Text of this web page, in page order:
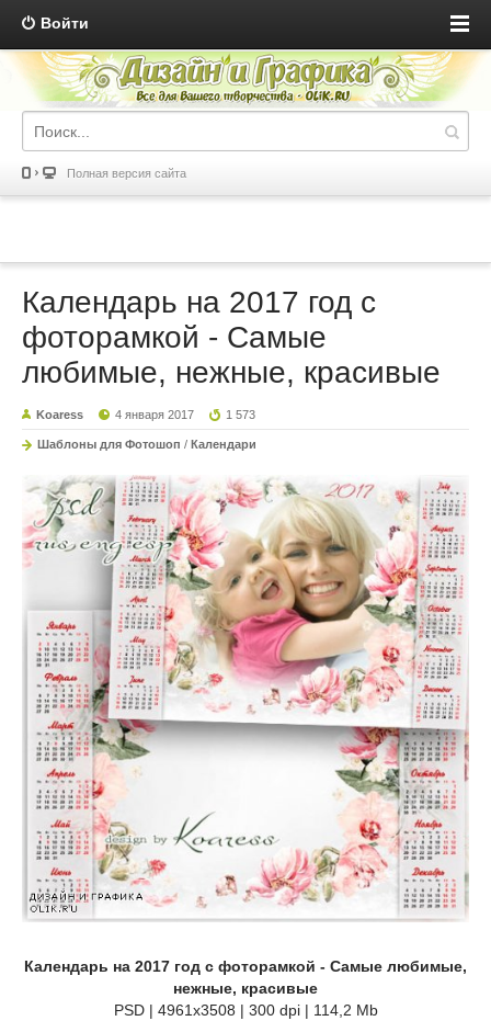
Войти
Полная версия сайта
Календарь на 2017 год с
фоторамкой - Самые
любимые, нежные, красивые
Koaress 4 января 2017 1 573
Шаблоны для Фотошоп / Календари
Календарь на 2017 год с фоторамкой - Самые любимые,
нежные, красивые
PSD | 4961x3508 | 300 dpi | 114,2 Mb